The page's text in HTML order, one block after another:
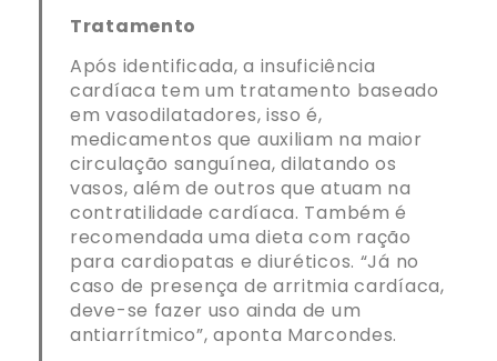
Tratamento
Após identificada, a insuficiência
cardíaca tem um tratamento baseado
em vasodilatadores, isso é,
medicamentos que auxiliam na maior
circulação sanguínea, dilatando os
vasos, além de outros que atuam na
contratilidade cardíaca. Também é
recomendada uma dieta com ração
para cardiopatas e diuréticos. “Já no
caso de presença de arritmia cardíaca,
deve-se fazer uso ainda de um
antiarrítmico”, aponta Marcondes.